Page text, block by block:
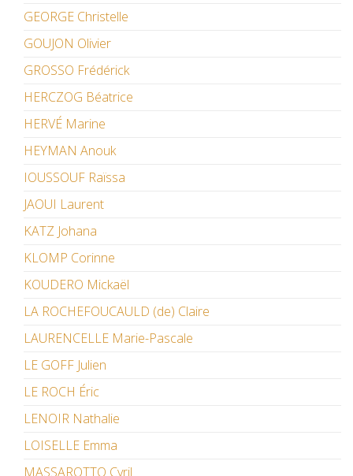
GEORGE Christelle
GOUJON Olivier
GROSSO Frédérick
HERCZOG Béatrice
HERVÉ Marine
HEYMAN Anouk
IOUSSOUF Raïssa
JAOUI Laurent
KATZ Johana
KLOMP Corinne
KOUDERO Mickaël
LA ROCHEFOUCAULD (de) Claire
LAURENCELLE Marie-Pascale
LE GOFF Julien
LE ROCH Éric
LENOIR Nathalie
LOISELLE Emma
MASSAROTTO Cyril